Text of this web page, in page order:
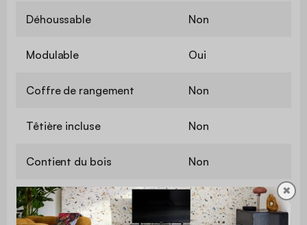
Déhoussable Non
Modulable Oui
Coffre de rangement Non
Têtière incluse Non
Contient du bois Non
Matière Velours côtelé ✖